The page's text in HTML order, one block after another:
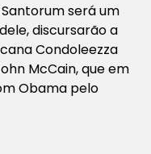
será um
discursarão a
Condoleezza
McCain, que em
Obama pelo